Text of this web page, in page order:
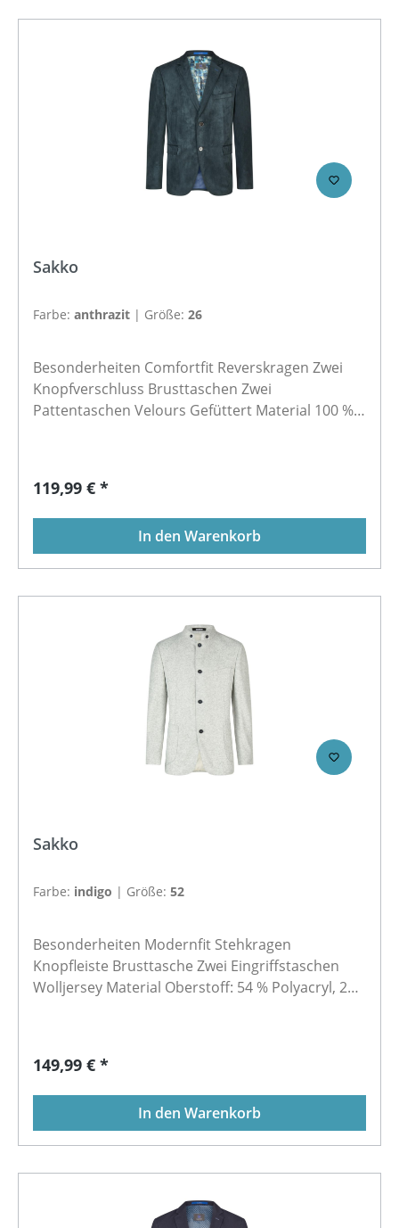
Sakko
Farbe: anthrazit | Größe: 26
Besonderheiten Comfortfit Reverskragen Zwei
Knopfverschluss Brusttaschen Zwei
Pattentaschen Velours Gefüttert Material 100 %
Regulärer Preis:
119,99 € *
In den Warenkorb
Sakko
Farbe: indigo | Größe: 52
Besonderheiten Modernfit Stehkragen
Knopfleiste Brusttasche Zwei Eingriffstaschen
Wolljersey Material Oberstoff: 54 % Polyacryl, 24
Regulärer Preis:
149,99 € *
In den Warenkorb